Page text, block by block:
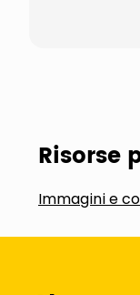
Risorse
Immagini e